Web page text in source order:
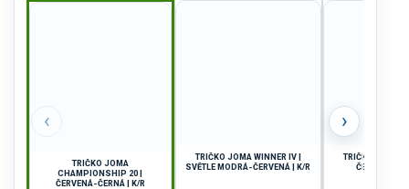
‹
TRIČKO JOMA
CHAMPIONSHIP 20 |
ČERVENÁ-ČERNÁ | K/R
TRIČKO JOMA WINNER IV |
SVĚTLE MODRÁ-ČERVENÁ | K/R
TRIČKO JOMA
ČERVENÁ-
›